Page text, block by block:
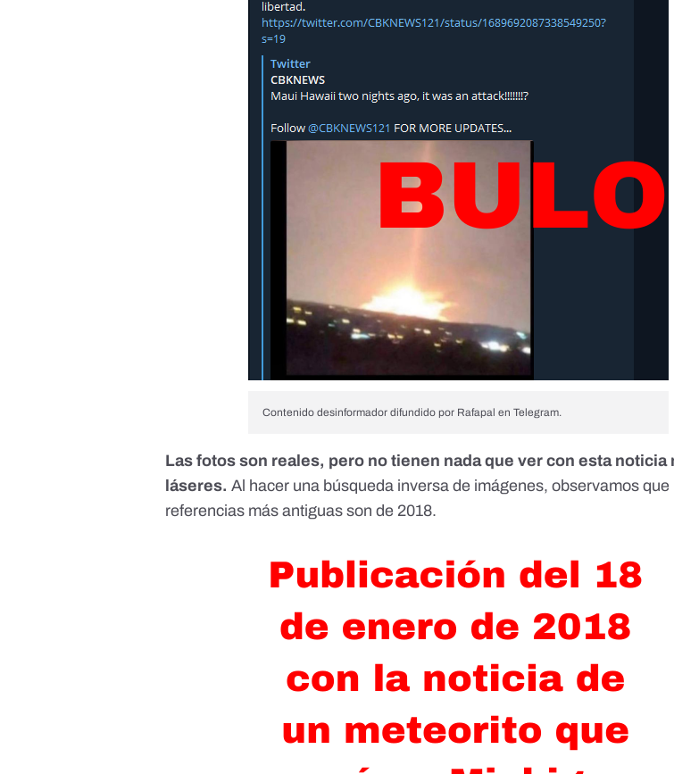
Contenido desinformador difundido por Rafapal en Telegram.
Las fotos son reales, pero no tienen nada que ver con esta noticia
láseres.Al hacer una búsqueda inversa de imágenes, observamos que
referencias más antiguas son de 2018.